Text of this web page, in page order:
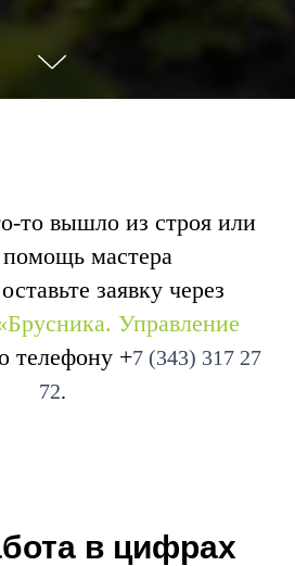
то вышло из строя или
мастера
заявку через
Управление
телефону +7 (343) 317 27
72.
в цифрах